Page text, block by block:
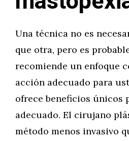
Una técnica no es
que otra, pero es
recomiende un enfoque
acción adecuado para
ofrece beneficios únicos
adecuado. El cirujano
método menos invasivo